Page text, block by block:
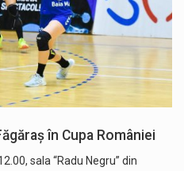
în Cupa României
sala “Radu Negru” din